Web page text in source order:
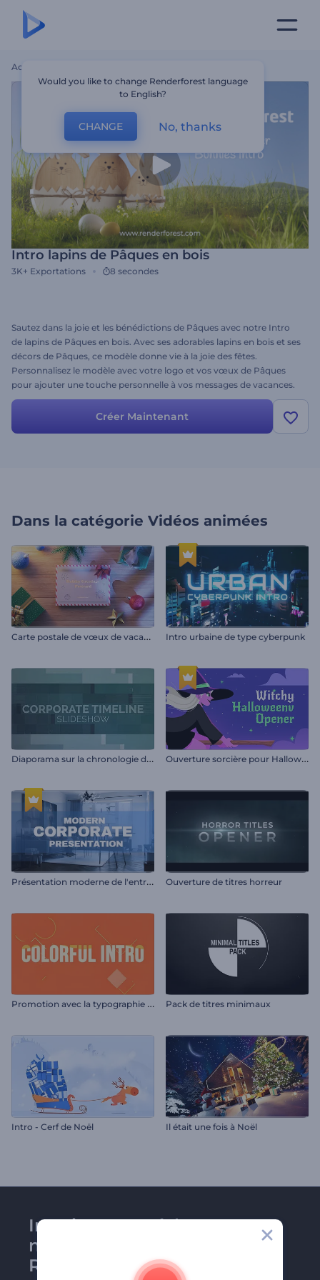
Accueil
Intro lapins de Pâques en bois
3K+ Exportations 8 secondes
Sautez dans la joie et les bénédictions de Pâques avec notre Intro
de lapins de Pâques en bois. Avec ses adorables lapins en bois et ses
décors de Pâques, ce modèle donne vie à la joie des fêtes.
Personnalisez le modèle avec votre logo et vos vœux de Pâques
pour ajouter une touche personnelle à vos messages de vacances.
Parfait pour partager les vœux de Pâques avec la famille, les amis
ou les clients, ce modèle évoque la chaleur et la joie de la saison. Ne
manquez pas de répandre le bonheur de Pâques - créez vos vidéos
Créer Maintenant
Dans la catégorie Vidéos animées
C
arte postale de vœux de vacances Intro urbaine de type cyberpunk
D
iaporama sur la chronologie de l’entreprise O
uverture sorcière pour Halloween
P
résentation moderne de l'entreprise Ouverture de titres horreur
P
romotion avec la typographie colorée Pack de titres minimaux
Intro - Cerf de Noël Il était une fois à Noël
Inscrivez-vous à la
newsletter de
Renderforest
Would you like to change Renderforest language
to English?
CHANGE No, thanks